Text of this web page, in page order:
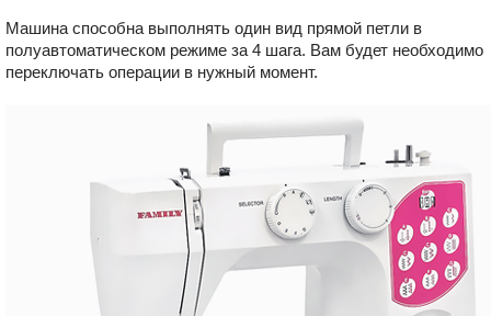
Машина способна выполнять один вид прямой петли в
полуавтоматическом режиме за 4 шага. Вам будет необходимо
переключать операции в нужный момент.